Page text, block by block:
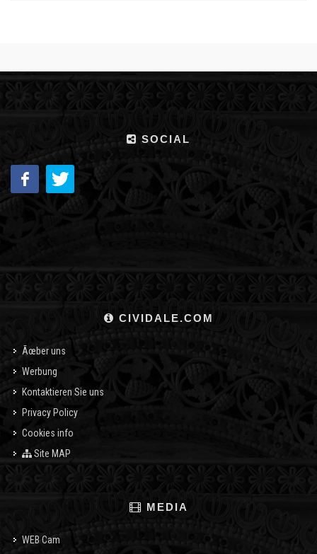
SOCIAL
CIVIDALE.COM
Ãœber uns
Werbung
Kontaktieren Sie uns
Privacy Policy
Cookies info
Site MAP
MEDIA
WEB Cam